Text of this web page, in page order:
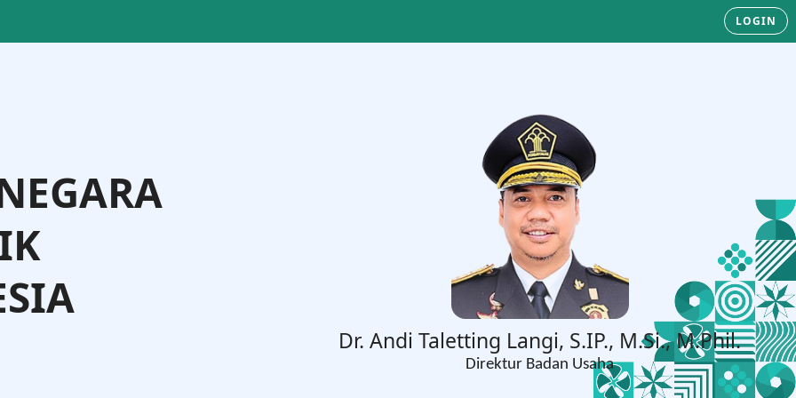
LOGIN
Dr. Andi Taletting Langi, S.IP., M.Si., M.Phil.
Direktur Badan Usaha